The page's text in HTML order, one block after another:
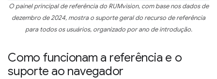
O painel principal de referência do RUMvision, com base nos dados de
dezembro de 2024, mostra o suporte geral do recurso de referência
para todos os usuários, organizado por ano de introdução.
Como funcionam a referência e o
suporte ao navegador